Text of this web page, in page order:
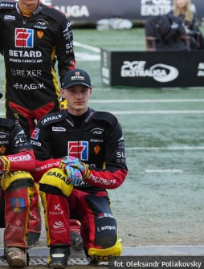
fot. Oleksandr Poliakovsky